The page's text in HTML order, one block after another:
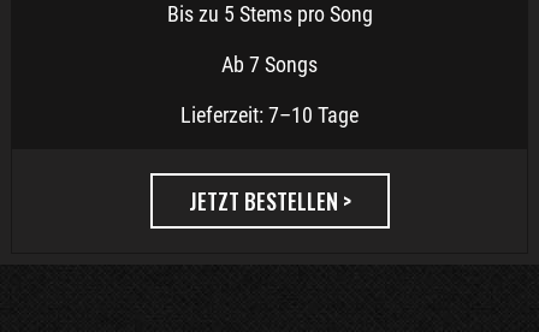
Bis zu 5 Stems pro Song
Ab 7 Songs
Lieferzeit: 7–10 Tage
JETZT BESTELLEN >